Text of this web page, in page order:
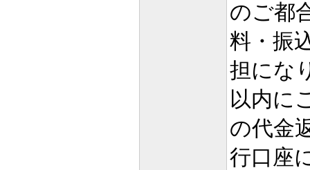
のご都
料・振
担にな
以内に
の代金
行口座